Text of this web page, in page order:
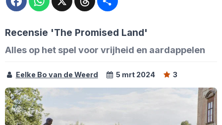
Recensie 'The Promised Land'
Alles op het spel voor vrijheid en aardappelen
Eelke Bo van de Weerd 5 mrt 2024 3